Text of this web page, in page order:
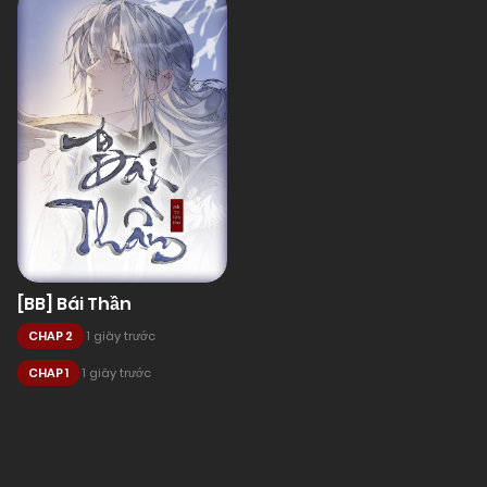
[BB] Bái Thần
CHAP 2 1 giây trước
CHAP 1 1 giây trước